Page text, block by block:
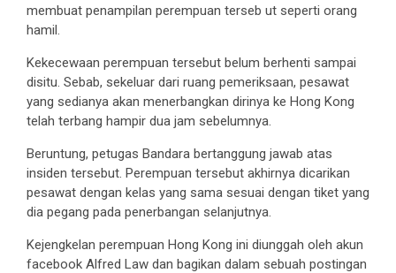
membuat penampilan perempuan terseb ut seperti orang
hamil.
Kekecewaan perempuan tersebut belum berhenti sampai
disitu. Sebab, sekeluar dari ruang pemeriksaan, pesawat
yang sedianya akan menerbangkan dirinya ke Hong Kong
telah terbang hampir dua jam sebelumnya.
Beruntung, petugas Bandara bertanggung jawab atas
insiden tersebut. Perempuan tersebut akhirnya dicarikan
pesawat dengan kelas yang sama sesuai dengan tiket yang
dia pegang pada penerbangan selanjutnya.
Kejengkelan perempuan Hong Kong ini diunggah oleh akun
facebook Alfred Law dan bagikan dalam sebuah postingan